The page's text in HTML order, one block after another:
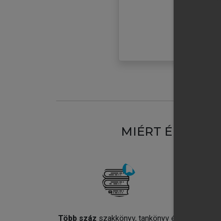
MIÉRT
Több száz szakkönyv, tankönyv és